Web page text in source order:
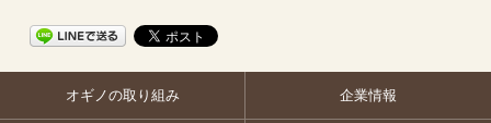
オギノの取り組み 企業情報